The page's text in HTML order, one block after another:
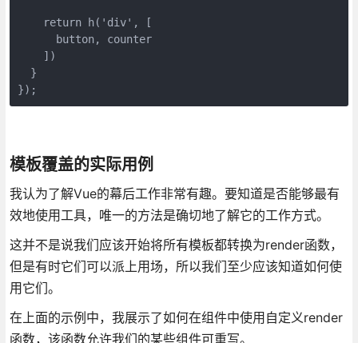
    return h('div', [
      button, counter
    ])
  }
});
模板覆盖的实际用例
我认为了解Vue的幕后工作非常有趣。要知道是否能够最有
效地使用工具，唯一的方法是确切地了解它的工作方式。
这并不是说我们应该开始将所有模板都转换为render函数，
但是有时它们可以派上用场，所以我们至少应该知道如何使
用它们。
在上面的示例中，我展示了如何在组件中使用自定义render
函数，该函数允许我们的某些组件可重写。